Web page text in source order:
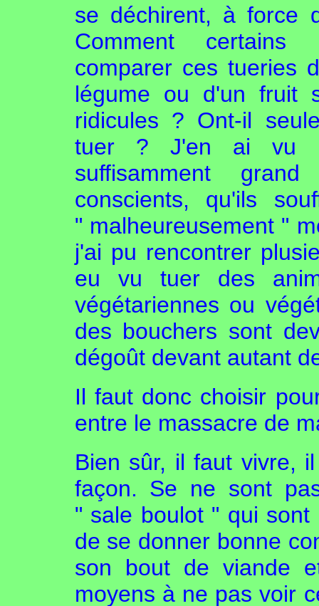
se déchirent, à force
Comment certains
comparer ces tueries
légume ou d'un fruit
ridicules ? Ont-il
tuer ? J'en ai vu
suffisamment
conscients, qu'ils
" malheureusement "
j'ai pu rencontrer
eu vu tuer des
végétariennes ou
des bouchers sont
dégoût devant autant
Il faut donc choisir
entre le massacre de
Bien sûr, il faut vivre,
façon. Se ne sont
" sale boulot " qui
de se donner bonne
son bout de viande
moyens à ne pas voir